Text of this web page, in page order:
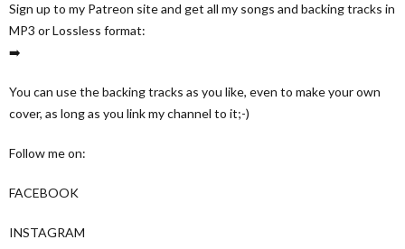
Sign up to my Patreon site and get all my songs and backing tracks in
MP3 or Lossless format:
➡️
You can use the backing tracks as you like, even to make your own
cover, as long as you link my channel to it;-)
Follow me on:
FACEBOOK
INSTAGRAM